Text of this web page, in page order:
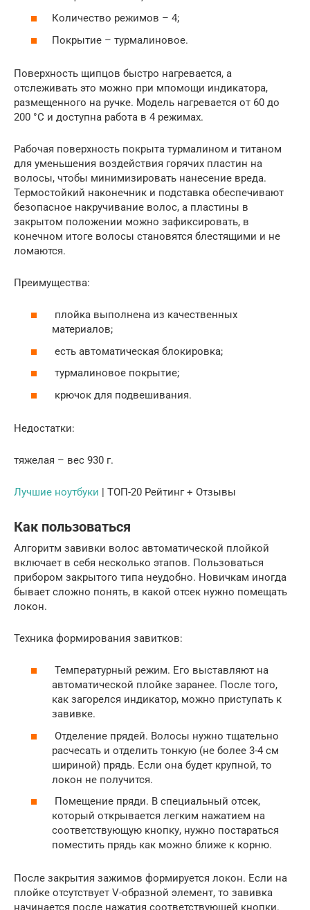
Количество режимов – 4;
Покрытие – турмалиновое.
Поверхность щипцов быстро нагревается, а
отслеживать это можно при мпомощи индикатора,
размещенного на ручке. Модель нагревается от 60 до
200 °C и доступна работа в 4 режимах.
Рабочая поверхность покрыта турмалином и титаном
для уменьшения воздействия горячих пластин на
волосы, чтобы минимизировать нанесение вреда.
Термостойкий наконечник и подставка обеспечивают
безопасное накручивание волос, а пластины в
закрытом положении можно зафиксировать, в
конечном итоге волосы становятся блестящими и не
ломаются.
Преимущества:
плойка выполнена из качественных
материалов;
есть автоматическая блокировка;
турмалиновое покрытие;
крючок для подвешивания.
Недостатки:
тяжелая – вес 930 г.
Лучшие ноутбуки | ТОП-20 Рейтинг + Отзывы
Как пользоваться
Алгоритм завивки волос автоматической плойкой
включает в себя несколько этапов. Пользоваться
прибором закрытого типа неудобно. Новичкам иногда
бывает сложно понять, в какой отсек нужно помещать
локон.
Техника формирования завитков:
Температурный режим. Его выставляют на
автоматической плойке заранее. После того,
как загорелся индикатор, можно приступать к
завивке.
Отделение прядей. Волосы нужно тщательно
расчесать и отделить тонкую (не более 3-4 см
шириной) прядь. Если она будет крупной, то
локон не получится.
Помещение пряди. В специальный отсек,
который открывается легким нажатием на
соответствующую кнопку, нужно постараться
поместить прядь как можно ближе к корню.
После закрытия зажимов формируется локон. Если на
плойке отсутствует V-образной элемент, то завивка
начинается после нажатия соответствующей кнопки.